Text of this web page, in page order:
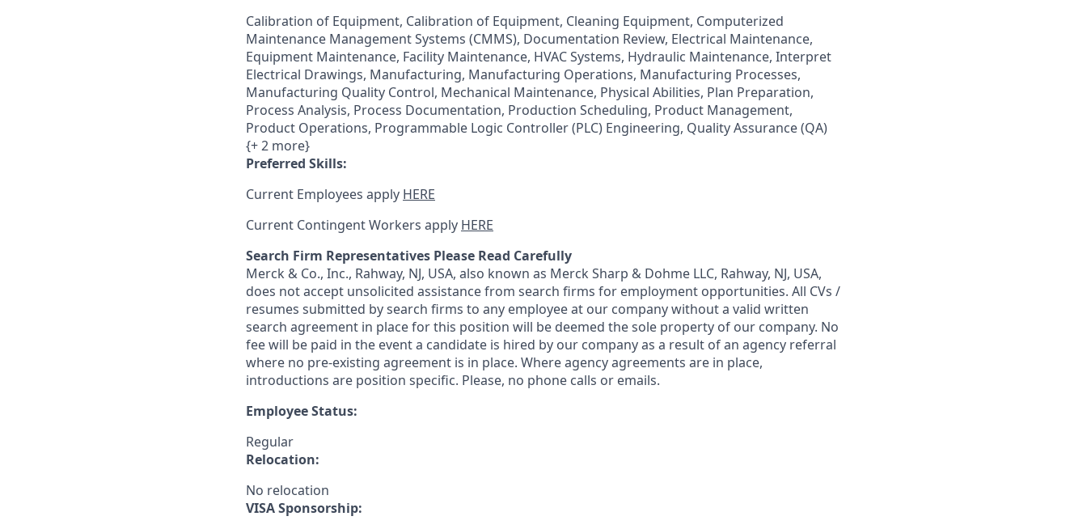
Calibration of Equipment, Calibration of Equipment, Cleaning Equipment, Computerized
Maintenance Management Systems (CMMS), Documentation Review, Electrical Maintenance,
Equipment Maintenance, Facility Maintenance, HVAC Systems, Hydraulic Maintenance, Interpret
Electrical Drawings, Manufacturing, Manufacturing Operations, Manufacturing Processes,
Manufacturing Quality Control, Mechanical Maintenance, Physical Abilities, Plan Preparation,
Process Analysis, Process Documentation, Production Scheduling, Product Management,
Product Operations, Programmable Logic Controller (PLC) Engineering, Quality Assurance (QA)
{+ 2 more}
Preferred Skills:
Current Employees apply HERE
Current Contingent Workers apply HERE
Search Firm Representatives Please Read Carefully
Merck & Co., Inc., Rahway, NJ, USA, also known as Merck Sharp & Dohme LLC, Rahway, NJ, USA,
does not accept unsolicited assistance from search firms for employment opportunities. All CVs /
resumes submitted by search firms to any employee at our company without a valid written
search agreement in place for this position will be deemed the sole property of our company. No
fee will be paid in the event a candidate is hired by our company as a result of an agency referral
where no pre-existing agreement is in place. Where agency agreements are in place,
introductions are position specific. Please, no phone calls or emails.
Employee Status:
Regular
Relocation:
No relocation
VISA Sponsorship: